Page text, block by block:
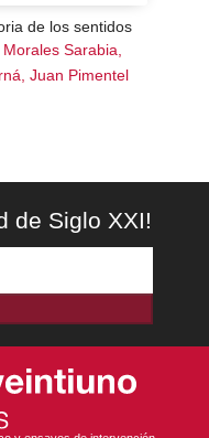
de los sentidos
Sarabia,
Juan Pimentel
de Siglo XXI!